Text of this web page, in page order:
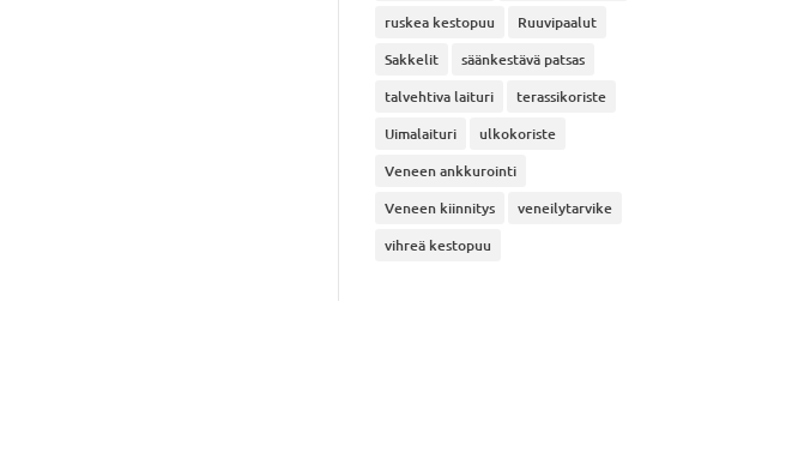
ruskea kestopuu
Ruuvipaalut
Sakkelit
säänkestävä patsas
talvehtiva laituri
terassikoriste
Uimalaituri
ulkokoriste
Veneen ankkurointi
Veneen kiinnitys
veneilytarvike
vihreä kestopuu